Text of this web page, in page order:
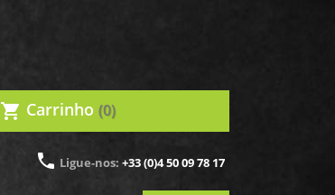
shopping_cart Carrinho (0)
phone Ligue-nos: +33 (0)4 50 09 78 17